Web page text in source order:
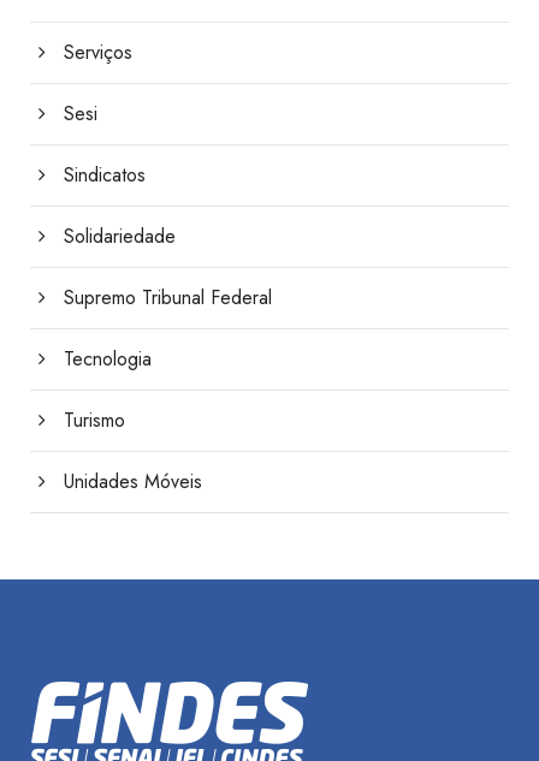
Serviços
Sesi
Sindicatos
Solidariedade
Supremo Tribunal Federal
Tecnologia
Turismo
Unidades Móveis